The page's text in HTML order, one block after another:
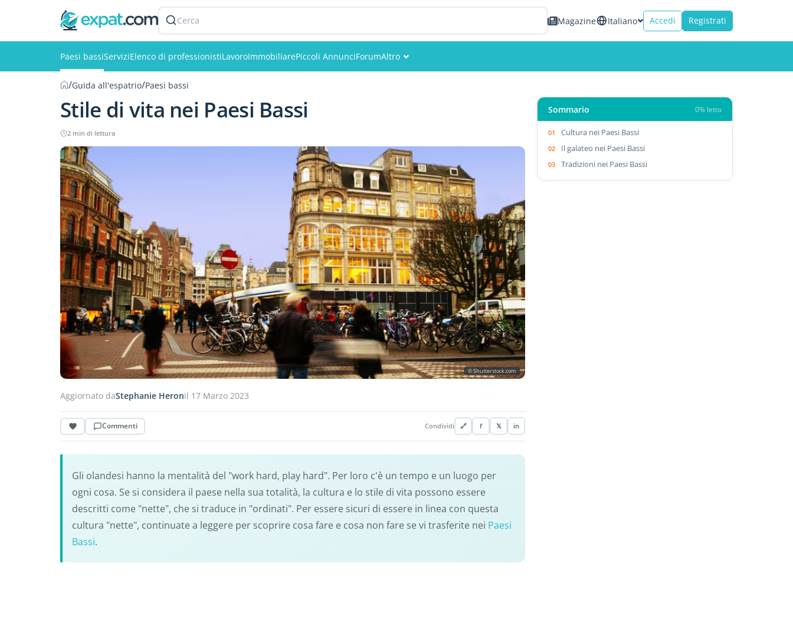
Cerca Magazine Italiano Accedi Registrati
Paesi bassiServiziElenco di professionistiLavoroImmobiliarePiccoli AnnunciForumAltro
/Guida all'espatrio/Paesi bassi
Stile di vita nei Paesi Bassi
2 min di lettura
© Shutterstock.com
Aggiornato daStephanie Heronil 17 Marzo 2023
Commenti Condividi 🔗 f 𝕏 in
Gli olandesi hanno la mentalità del "work hard, play hard". Per loro c'è un tempo e un luogo per
ogni cosa. Se si considera il paese nella sua totalità, la cultura e lo stile di vita possono essere
descritti come "nette", che si traduce in "ordinati". Per essere sicuri di essere in linea con questa
cultura "nette", continuate a leggere per scoprire cosa fare e cosa non fare se vi trasferite nei Paesi
Bassi.
Sommario 0% letto
Cultura nei Paesi Bassi
Il galateo nei Paesi Bassi
Tradizioni nei Paesi Bassi